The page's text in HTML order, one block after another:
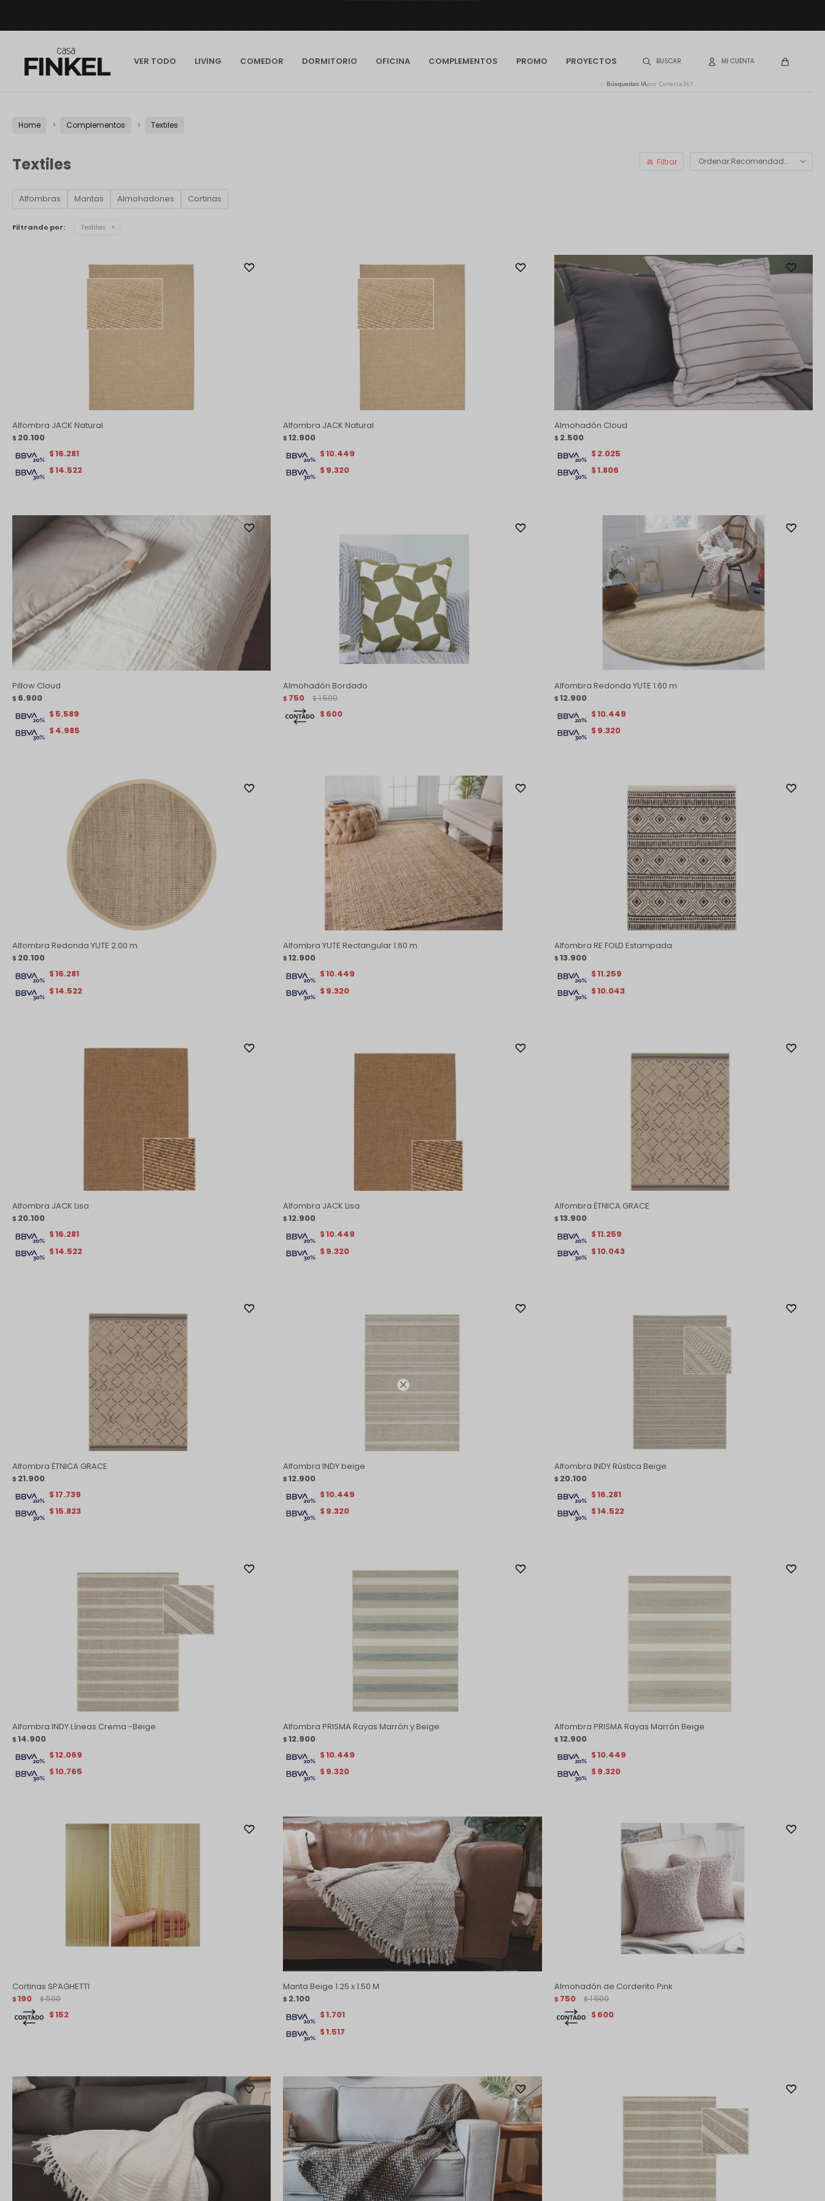

VER TODO LIVING COMEDOR DORMITORIO OFICINA COMPLEMENTOS PROMO PROYECTOS
Búsquedas IApor Conecta361
Home Complementos Textiles
Textiles Recomendados
Alfombras Mantas Almohadones Cortinas
Filtrando por: Textiles
Alfombra JACK Natural
$ 20.100
$14.522
$16.281
Alfombra JACK Natural
$ 12.900
$ 9.320
$ 10.449
Almohadón Cloud
$ 2.500
$1.806
$ 2.025
Pillow Cloud
$ 6.900
$ 4.985
$ 5.589
Almohadón Bordado
$ 750 $ 1.500
$ 600
Alfombra Redonda YUTE 1.60 m
$ 12.900
$ 9.320
$10.449
Alfombra Redonda YUTE 2.00 m
$ 20.100
$14.522
$16.281
Alfombra YUTE Rectangular 1.60 m
$ 12.900
$ 9.320
$ 10.449
Alfombra RE FOLD Estampada
$ 13.900
$10.043
$11.259
Alfombra JACK Lisa
$ 20.100
$14.522
$16.281
Alfombra JACK Lisa
$ 12.900
$ 9.320
$ 10.449
Alfombra ÉTNICA GRACE
$ 13.900
$10.043
$11.259
Alfombra ÉTNICA GRACE
$ 21.900
$15.823
$17.739
Alfombra INDY beige
$ 12.900
$ 9.320
$ 10.449
Alfombra INDY Rústica Beige
$ 20.100
$14.522
$16.281
Alfombra INDY Líneas Crema -Beige
$ 14.900
$10.765
$12.069
Alfombra PRISMA Rayas Marrón y Beige
$ 12.900
$ 9.320
$ 10.449
Alfombra PRISMA Rayas Marrón Beige
$ 12.900
$ 9.320
$10.449
Cortinas SPAGHETTI
$ 190 $ 500
$152
Manta Beige 1.25 x 1.50 M
$ 2.100
$ 1.517
$ 1.701
Almohadón de Corderito Pink
$ 750 $ 1.500
$ 600